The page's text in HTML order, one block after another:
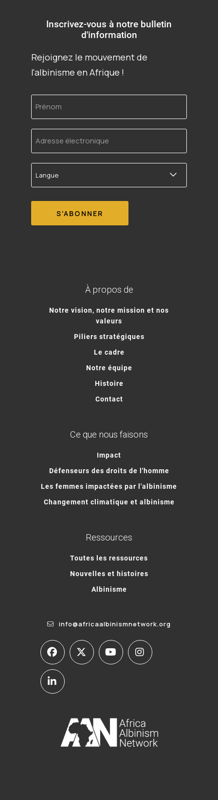
Inscrivez-vous à notre bulletin
d'information
Rejoignez le mouvement de
l'albinisme en Afrique !
Prénom
Adresse
électronique
Langue
À propos de
Notre vision, notre mission et nos
valeurs
Piliers stratégiques
Le cadre
Notre équipe
Histoire
Contact
Ce que nous faisons
Impact
Défenseurs des droits de l'homme
Les femmes impactées par l'albinisme
Changement climatique et albinisme
Ressources
Toutes les ressources
Nouvelles et histoires
Albinisme
info@africaalbinismnetwork.org